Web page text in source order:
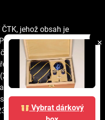
✕
Vybrat dárkový
jehož obsah je
šíření či další
jeho části veřejnosti, a to
souhlasu ČTK
The Associated Press
Materiály agentury AP
přepisovány nebo
All rights reserved.